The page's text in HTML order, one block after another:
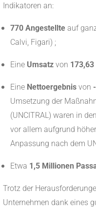
Indikatoren an:
770 Angestellte auf
Calvi, Figari) ;
Eine Umsatz von
Eine Nettoergebnis von
Umsetzung der
(UNCITRAL) waren in
vor allem aufgrund
Anpassung nach dem
Etwa 1,5 Millionen
Trotz der
Unternehmen dank eines